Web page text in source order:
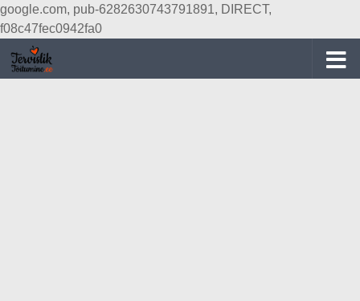
google.com, pub-6282630743791891, DIRECT,
f08c47fec0942fa0
Skip to content